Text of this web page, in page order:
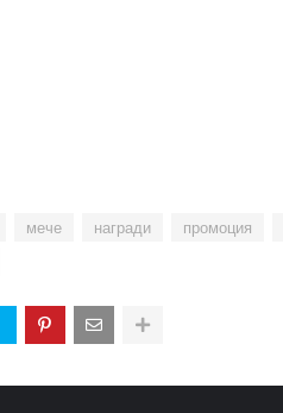
мече награди промоция